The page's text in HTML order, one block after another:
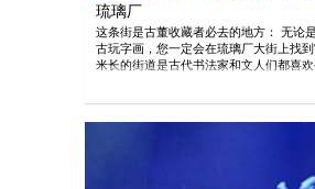
琉璃厂
这条街是古董收藏者必去的地方： 无论
古玩字画，您一定会在琉璃厂大街上找
米长的街道是古代书法家和文人们都喜